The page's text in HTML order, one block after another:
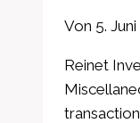
Von 5.
Reinet